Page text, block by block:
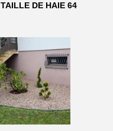
TAILLE DE HAIE 64